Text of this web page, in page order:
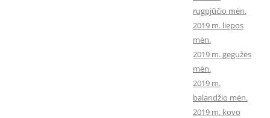
rugpjūčio mėn.
2019 m. liepos
mėn.
2019 m. gegužės
mėn.
2019 m.
balandžio mėn.
2019 m. kovo